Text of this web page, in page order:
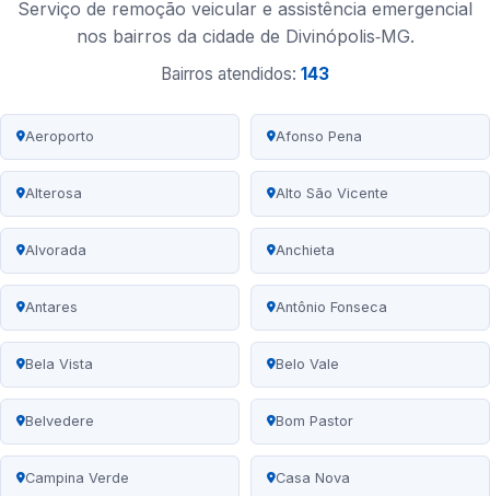
Serviço de remoção veicular e assistência emergencial
nos bairros da cidade de Divinópolis‑MG.
Bairros atendidos: 143
Aeroporto Afonso Pena
Alterosa Alto São Vicente
Alvorada Anchieta
Antares Antônio Fonseca
Bela Vista Belo Vale
Belvedere Bom Pastor
Campina Verde Casa Nova